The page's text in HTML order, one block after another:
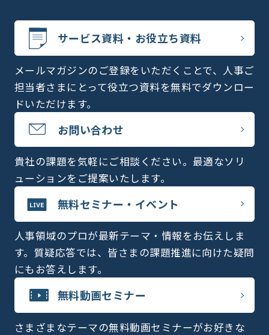
サービス資料・お役立ち資料
メールマガジンのご登録をいただくことで、人事ご
担当者さまにとって役立つ資料を無料でダウンロー
ドいただけます。
お問い合わせ
貴社の課題を気軽にご相談ください。最適なソリ
ューションをご提案いたします。
無料セミナー・イベント
人事領域のプロが最新テーマ・情報をお伝えしま
す。質疑応答では、皆さまの課題推進に向けた疑問
にもお答えします。
無料動画セミナー
さまざまなテーマの無料動画セミナーがお好きな